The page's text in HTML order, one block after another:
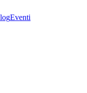
Eventi